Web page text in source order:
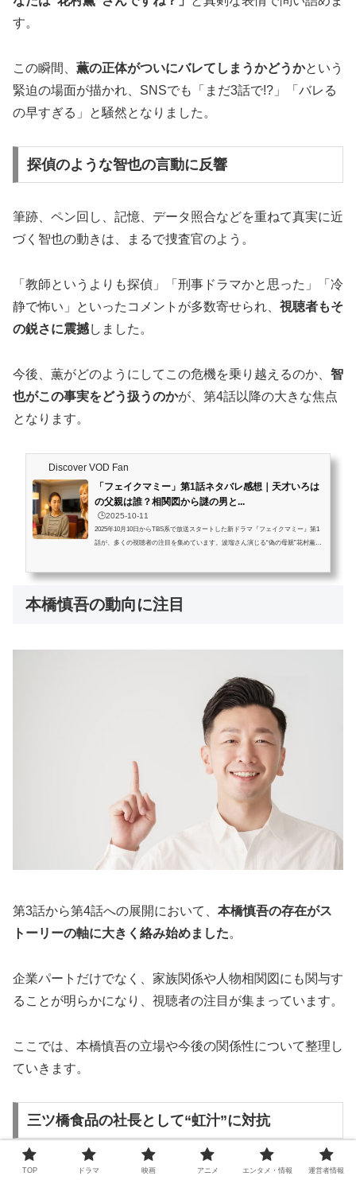
す。
この瞬間、 薫の正体がついにバレてしまうかどうかという
緊迫の場面が描かれ、SNSでも「まだ3話で!?」「バレる
の早すぎる」と騒然となりました。
探偵のような智也の言動に反響
筆跡、ペン回し、記憶、データ照合などを重ねて真実に近
づく智也の動きは、まるで捜査官のよう。
「教師というよりも探偵」「刑事ドラマかと思った」「冷
静で怖い」といったコメントが多数寄せられ、 視聴者もそ
の鋭さに震撼しました。
今後、薫がどのようにしてこの危機を乗り越えるのか、 智
也がこの事実をどう扱うのかが、第4話以降の大きな焦点
となります。
Discover VOD Fan
「フェイクマミー」第1話ネタバレ感想｜天才いろは
の父親は誰？相関図から謎の男と...
🕒️2025-10-11
2025年10月10日からTBS系で放送スタートした新ドラマ『フェイクマミー』第1
話が、多くの視聴者の注目を集めています。波瑠さん演じる“偽の母親”花村薫
でも、圧倒的な知能を見せる少女・いろは（池村碧彩）の存在が物語の中心とな
り、彼女の“推し”である女性宇宙飛行士・山崎直子への憧れ、そしていろはの
「父親は誰なのか？」という謎がSNSや検索で大きな注目を集めています。特
本橋慎吾の動向に注目
第3話から第4話への展開において、 本橋慎吾の存在がス
トーリーの軸に大きく絡み始めました。
企業パートだけでなく、家族関係や人物相関図にも関与す
ることが明らかになり、視聴者の注目が集まっています。
ここでは、本橋慎吾の立場や今後の関係性について整理し
ていきます。
三ツ橋食品の社長として“虹汁”に対抗
第3話で明らかになったのは、 大手食品メーカー「三ツ橋
TOP ドラマ 映画 アニメ エンタメ・情報 運営者情報